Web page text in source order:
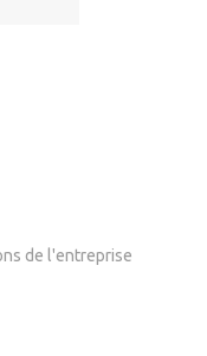
de l'entreprise